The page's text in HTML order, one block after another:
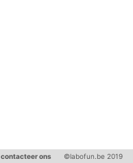
contacteer ons ©labofun.be 2019